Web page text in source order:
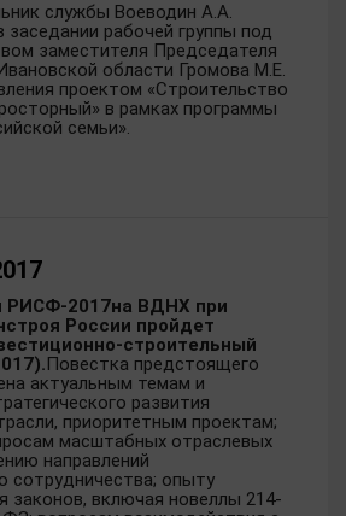
службы Воеводин А.А.
заседании рабочей группы под
заместителя Председателя
области Громова М.Е.
проектом «Строительство
в рамках программы
семьи».
РИСФ-2017на ВДНХ при
России пройдет
строительный
Повестка предстоящего
актуальным темам и
развития
приоритетным проектам;
масштабных отраслевых
направлений
сотрудничества; опыту
законов, включая новеллы 214-